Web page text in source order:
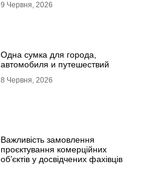
9 Червня, 2026
Одна сумка для города,
автомобиля и путешествий
8 Червня, 2026
Важливість замовлення
проєктування комерційних
об’єктів у досвідчених фахівців